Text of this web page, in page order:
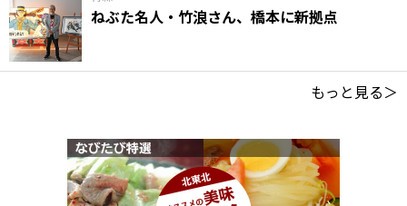
ねぶた名人・竹浪さん、橋本に新拠点
もっと見る＞